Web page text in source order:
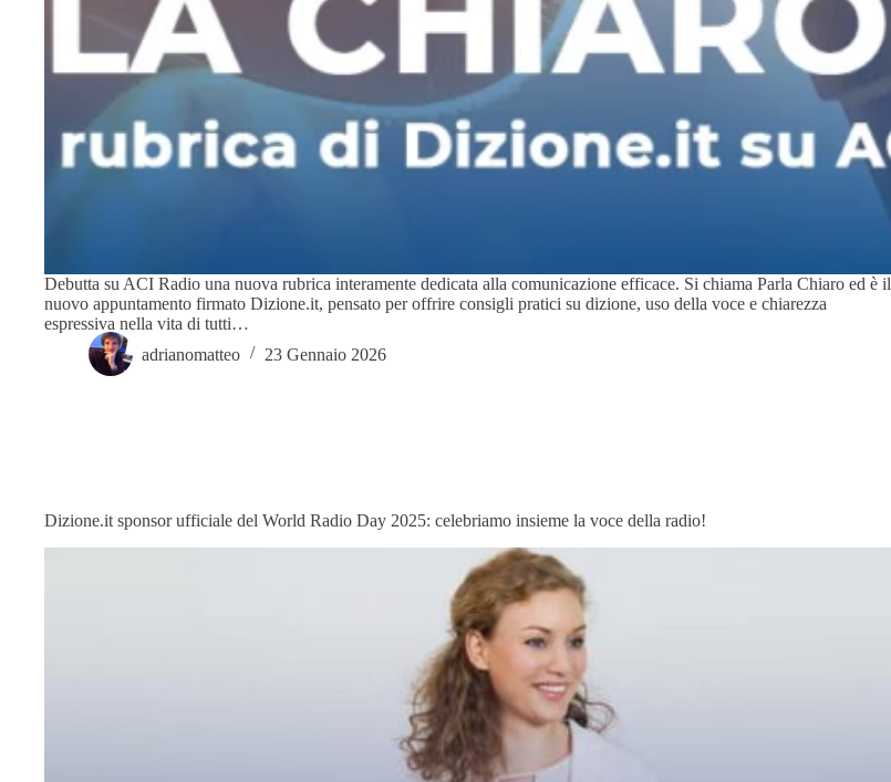
Debutta su ACI Radio una nuova rubrica interamente dedicata alla comunicazione efficace. Si chiama Parla Chiaro ed è il
nuovo appuntamento firmato Dizione.it, pensato per offrire consigli pratici su dizione, uso della voce e chiarezza
espressiva nella vita di tutti…
adrianomatteo
23 Gennaio 2026
Dizione.it sponsor ufficiale del World Radio Day 2025: celebriamo insieme la voce della radio!